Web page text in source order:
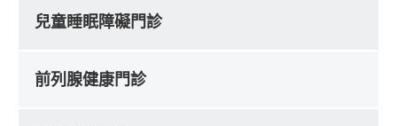
兒童睡眠障礙門診
前列腺健康門診